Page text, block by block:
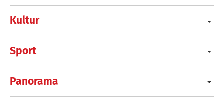
Kultur
Sport
Panorama